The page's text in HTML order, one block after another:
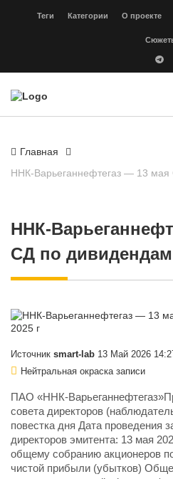
Теги Категории О проекте
Главная
ННК-Варьеганнефтегаз — 13 мая
ННК-
СД по дивидендам
Источник smart-lab 13 Май 2026
Нейтральная окраска записи
ПАО «ННК-
совета директоров
повестка дня Дата проведения
директоров эмитента: 13 мая
общему собранию акционеров
чистой прибыли (убытков)